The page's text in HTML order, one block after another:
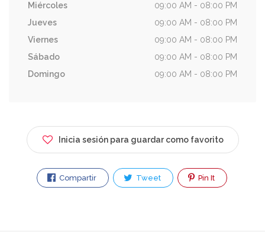
Miércoles
09:00 AM - 08:00 PM
Jueves
09:00 AM - 08:00 PM
Viernes
09:00 AM - 08:00 PM
Sábado
09:00 AM - 08:00 PM
Domingo
09:00 AM - 08:00 PM
Inicia sesión para guardar como favorito
Compartir Tweet Pin It